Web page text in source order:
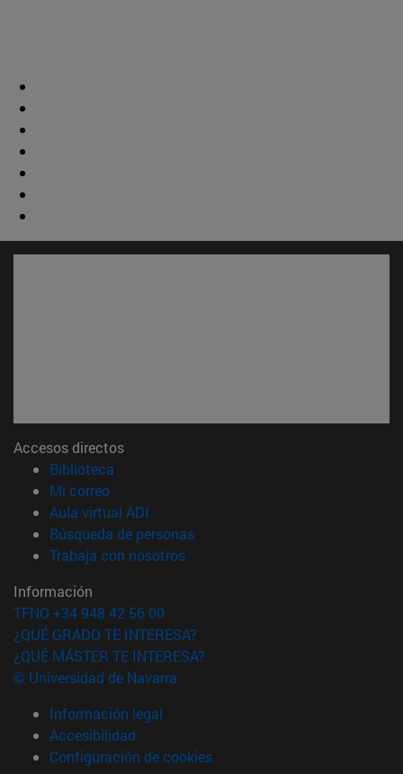
Accesos directos
Biblioteca
Mi correo(abre en nueva ventana)
Aula virtual ADI
Búsqueda de personas(abre en nueva ventana)
Trabaja con nosotros(abre en nueva ventana)
Información
TFNO +34 948 42 56 00
¿QUÉ GRADO TE INTERESA?
¿QUÉ MÁSTER TE INTERESA?
© Universidad de Navarra
Información legal
Accesibilidad
Configuración de cookies